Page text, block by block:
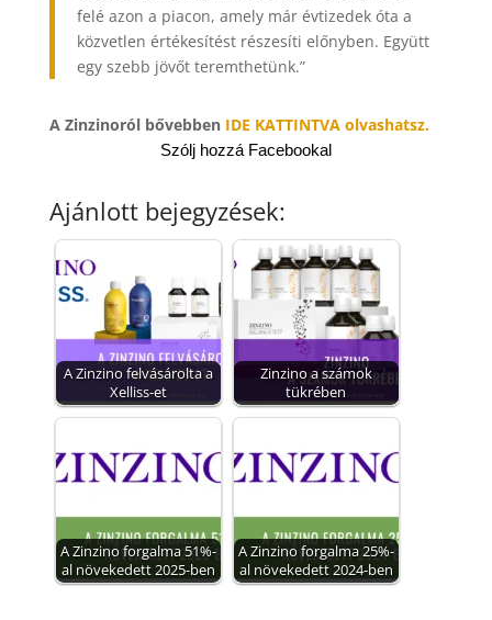
felé azon a piacon, amely már évtizedek óta a
közvetlen értékesítést részesíti előnyben. Együtt
egy szebb jövőt teremthetünk.”
A Zinzinoról bővebbenIDE KATTINTVA olvashatsz.
Szólj hozzá Facebookal
Ajánlott bejegyzések:
A Zinzino felvásárolta a
Xelliss-et
Zinzino a számok
tükrében
A Zinzino forgalma 51%-
al növekedett 2025-ben
A Zinzino forgalma 25%-
al növekedett 2024-ben